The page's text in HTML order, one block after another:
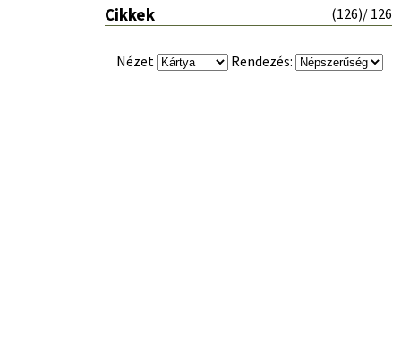
Cikkek (126)/ 126
Nézet Rendezés: